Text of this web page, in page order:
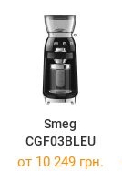
Smeg
CGF03BLEU
от 10 249 грн.